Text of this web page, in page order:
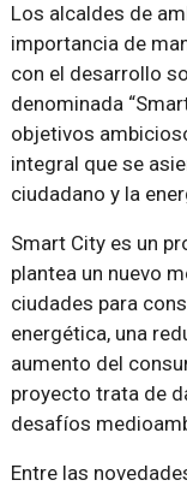
Los alcaldes de
importancia de
con el desarrollo
denominada
objetivos
integral que se
ciudadano y la
Smart City es un
plantea un nuevo
ciudades para
energética, una
aumento del
proyecto trata de
desafíos
Entre las